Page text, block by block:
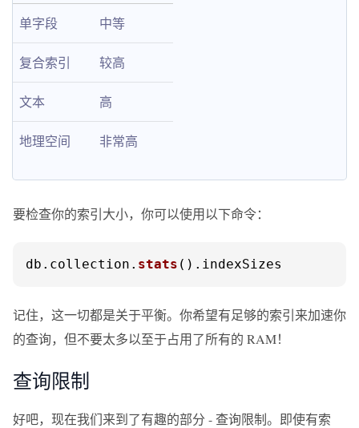
单字段 中等
复合索引 较高
文本 高
地理空间 非常高
要检查你的索引大小，你可以使用以下命令：
db. collection . stats (). indexSizes
记住，这一切都是关于平衡。你希望有足够的索引来加速你
的查询，但不要太多以至于占用了所有的 RAM！
查询限制
好吧，现在我们来到了有趣的部分 - 查询限制。即使有索